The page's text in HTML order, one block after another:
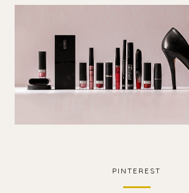
PINTEREST